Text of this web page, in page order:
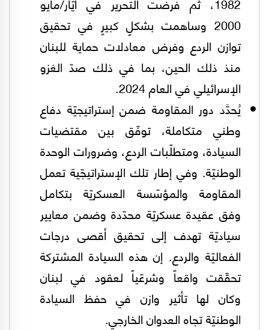
2000 وساهمت بشكلٍ كبيرٍ في تحقيق
توازن الردع وفرض معادلات حماية للبنان
منذ ذلك الحين، بما في ذلك صدّ الغزو
الإسرائيلي في العام 2024.
يُحدَّد دور المقاومة ضمن إستراتيجيّة دفاع
وطني متكاملة، توفّق بين مقتضيات
السيادة، ومتطلّبات الردع، وضرورات الوحدة
الوطنيّة. وفي إطار تلك الإستراتيجّية تعمل
المقاومة والمؤسّسة العسكريّة بتكامل
وفق عقيدة عسكريّة محدّدة وضمن معايير
سياديّة تهدف إلى تحقيق أقصى درجات
الفعاليّة والردع. إن هذه السيادة المشتركة
تحقّقت واقعاً وشرعّياً لعقود في لبنان
وكان لها تأثير وازن في حفظ السيادة
الوطنيّة تجاه العدوان الخارجي.